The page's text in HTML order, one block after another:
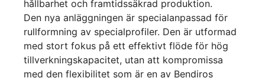
hållbarhet och framtidssäkrad produktion.
Den nya anläggningen är specialanpassad för
rullformning av specialprofiler. Den är utformad
med stort fokus på ett effektivt flöde för hög
tillverkningskapacitet, utan att kompromissa
med den flexibilitet som är en av Bendiros